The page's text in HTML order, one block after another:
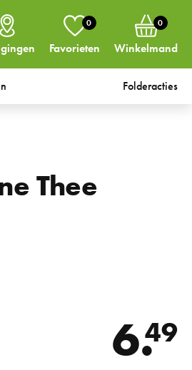
0
Favorieten
0
Winkelmand
Folderacties
Thee
6.
49